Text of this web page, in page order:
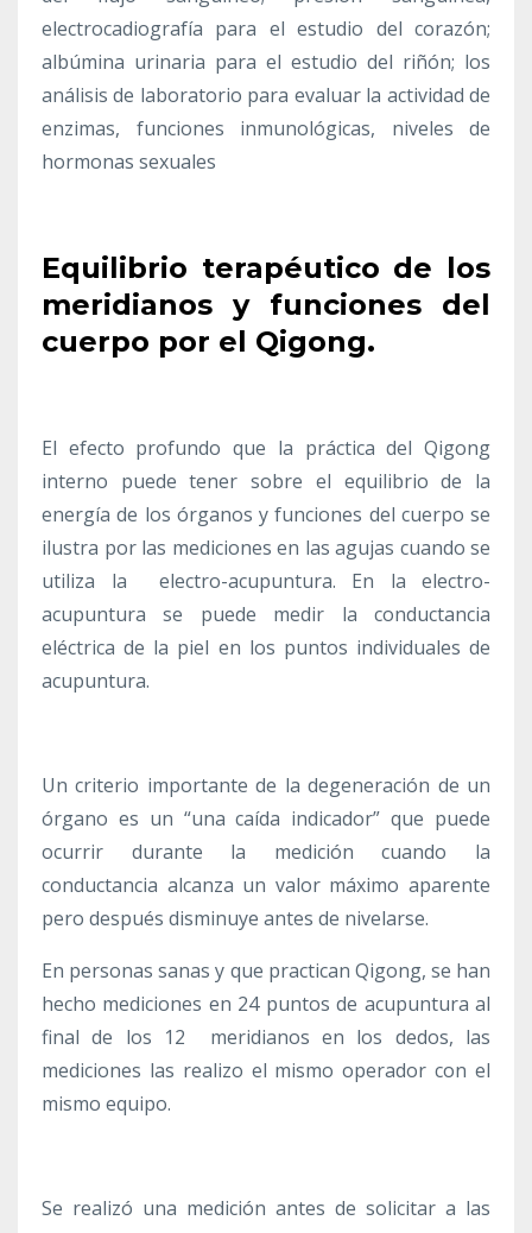
electrocadiografía para el estudio del corazón;
albúmina urinaria para el estudio del riñón; los
análisis de laboratorio para evaluar la actividad de
enzimas, funciones inmunológicas, niveles de
hormonas sexuales
Equilibrio terapéutico de los
meridianos y funciones del
cuerpo por el Qigong.
El efecto profundo que la práctica del Qigong
interno puede tener sobre el equilibrio de la
energía de los órganos y funciones del cuerpo se
ilustra por las mediciones en las agujas cuando se
utiliza la electro-acupuntura. En la electro-
acupuntura se puede medir la conductancia
eléctrica de la piel en los puntos individuales de
acupuntura.
Un criterio importante de la degeneración de un
órgano es un “una caída indicador” que puede
ocurrir durante la medición cuando la
conductancia alcanza un valor máximo aparente
pero después disminuye antes de nivelarse.
En personas sanas y que practican Qigong, se han
hecho mediciones en 24 puntos de acupuntura al
final de los 12 meridianos en los dedos, las
mediciones las realizo el mismo operador con el
mismo equipo.
Se realizó una medición antes de solicitar a las